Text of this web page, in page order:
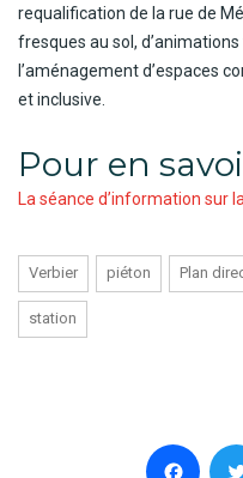
requalification de la rue de
fresques au sol,
l’aménagement d’espaces
et inclusive.
Pour en
La séance d’information sur
Verbier piéton Plan
station